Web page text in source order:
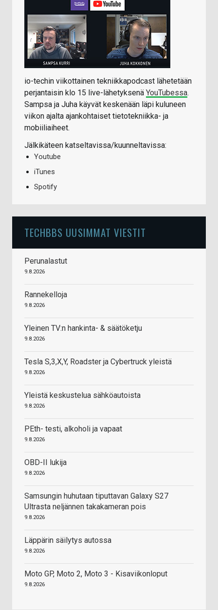
io-techin viikottainen tekniikkapodcast lähetetään
perjantaisin klo 15 live-lähetyksenä YouTubessa.
Sampsa ja Juha käyvät keskenään läpi kuluneen
viikon ajalta ajankohtaiset tietotekniikka- ja
mobiiliaiheet.
Jälkikäteen katseltavissa/kuunneltavissa:
Youtube
iTunes
Spotify
TECHBBS UUSIMMAT VIESTIT
Perunalastut
9.8.2026
Rannekelloja
9.8.2026
Yleinen TV:n hankinta- & säätöketju
9.8.2026
Tesla S,3,X,Y, Roadster ja Cybertruck yleistä
9.8.2026
Yleistä keskustelua sähköautoista
9.8.2026
PEth- testi, alkoholi ja vapaat
9.8.2026
OBD-II lukija
9.8.2026
Samsungin huhutaan tiputtavan Galaxy S27
Ultrasta neljännen takakameran pois
9.8.2026
Läppärin säilytys autossa
9.8.2026
Moto GP, Moto 2, Moto 3 - Kisaviikonloput
9.8.2026